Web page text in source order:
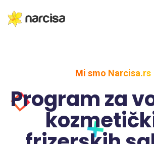
Mi smo Narcisa.rs
Program za